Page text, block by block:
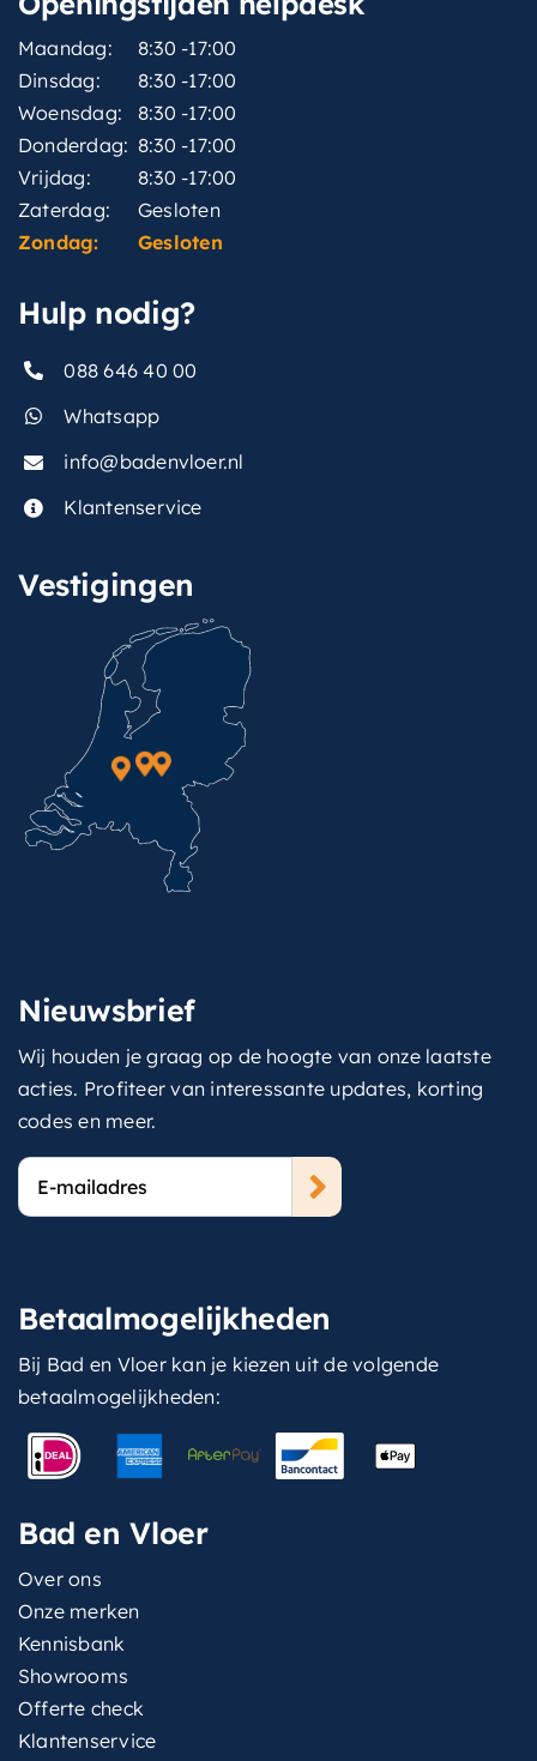
Maandag:
8:30 -17:00
Dinsdag:
8:30 -17:00
Woensdag:
8:30 -17:00
Donderdag: 8:30 -17:00
Vrijdag:
8:30 -17:00
Zaterdag:
Gesloten
Zondag:
Gesloten
Hulp nodig?
088 646 40 00
Whatsapp
info@badenvloer.nl
Klantenservice
Vestigingen
Nieuwsbrief
Wij houden je graag op de hoogte van onze laatste
acties. Profiteer van interessante updates, korting
codes en meer.
E-
mailadres
Betaalmogelijkheden
Bij Bad en Vloer kan je kiezen uit de volgende
betaalmogelijkheden:
Bad en Vloer
Over ons
Onze merken
Kennisbank
Showrooms
Offerte check
Klantenservice